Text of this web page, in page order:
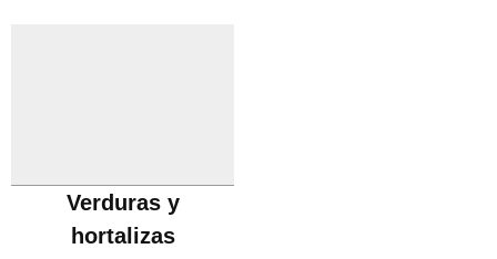
Verduras y
hortalizas